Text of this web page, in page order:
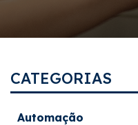
CATEGORIAS
Automação